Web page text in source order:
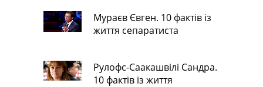
Мураєв Євген. 10 фактів із
життя сепаратиста
Рулофс-Саакашвілі Сандра.
10 фактів із життя